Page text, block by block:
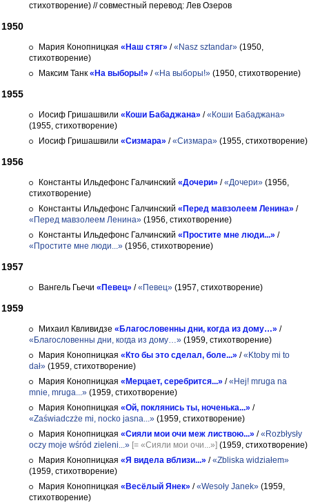
стихотворение) // совместный перевод: Лев Озеров
1950
Мария Конопницкая «Наш стяг» /«Nasz sztandar» (1950,
стихотворение)
Максим Танк «На выборы!» /«На выборы!» (1950, стихотворение)
1955
Иосиф Гришашвили «Коши Бабаджана» /«Коши Бабаджана»
(1955, стихотворение)
Иосиф Гришашвили «Сизмара» /«Сизмара» (1955, стихотворение)
1956
Константы Ильдефонс Галчинский «Дочери» /«Дочери» (1956,
стихотворение)
Константы Ильдефонс Галчинский «Перед мавзолеем Ленина» /
«Перед мавзолеем Ленина» (1956, стихотворение)
Константы Ильдефонс Галчинский «Простите мне люди...» /
«Простите мне люди...» (1956, стихотворение)
1957
Вангель Гьечи «Певец» /«Певец» (1957, стихотворение)
1959
Михаил Квливидзе «Благословенны дни, когда из дому…» /
«Благословенны дни, когда из дому…» (1959, стихотворение)
Мария Конопницкая «Кто бы это сделал, боле...» /«Ktoby mi to
dał» (1959, стихотворение)
Мария Конопницкая «Мерцает, серебрится...» /«Hej! mruga na
mnie, mruga...» (1959, стихотворение)
Мария Конопницкая «Ой, поклянись ты, ноченька...» /
«Zaświadczże mi, nocko jasna...» (1959, стихотворение)
Мария Конопницкая «Сияли мои очи меж листвою...» /«Rozbłysły
oczy moje wśród zieleni...» [= «Сияли мои очи...»] (1959, стихотворение)
Мария Конопницкая «Я видела вблизи...» /«Zbliska widziałem»
(1959, стихотворение)
Мария Конопницкая «Весёлый Янек» /«Wesoły Janek» (1959,
стихотворение)